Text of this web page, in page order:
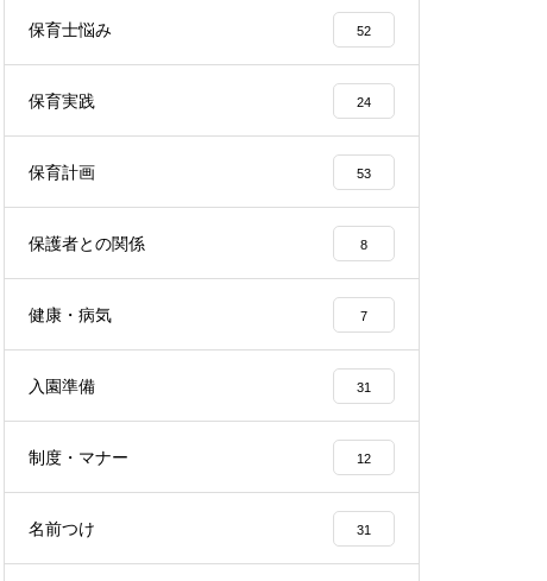
保育士悩み 52
保育実践 24
保育計画 53
保護者との関係 8
健康・病気 7
入園準備 31
制度・マナー 12
名前つけ 31